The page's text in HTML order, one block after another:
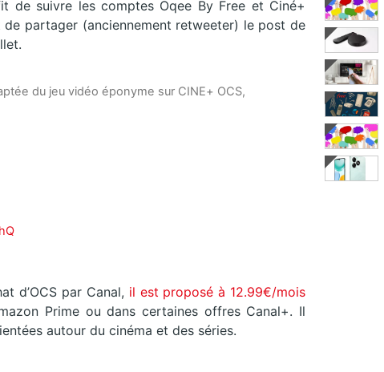
de suivre les comptes Oqee By Free et Ciné+
partager (anciennement retweeter) le post de
du jeu vidéo éponyme sur CINE+ OCS,
d’OCS par Canal, il est proposé à 12.99€/mois
Prime ou dans certaines offres Canal+. Il
autour du cinéma et des séries.